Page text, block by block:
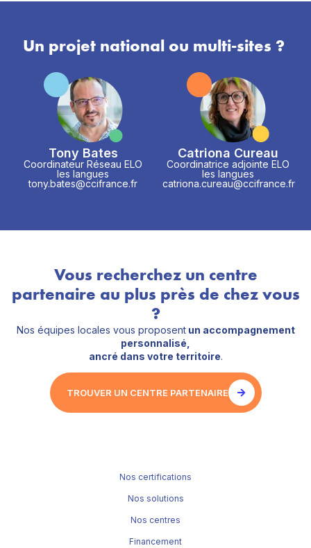
Un projet national ou multi-sites ?
Tony Bates
Coordinateur Réseau ELO
les langues
tony.bates@ccifrance.fr
Catriona Cureau
Coordinatrice adjointe ELO
les langues
catriona.cureau@ccifrance.fr
Vous recherchez un centre
partenaire au plus près de chez vous
?
Nos équipes locales vous proposentun accompagnement
personnalisé,
ancré dans votre territoire.
TROUVER UN CENTRE PARTENAIRE
Nos certifications
Nos solutions
Nos centres
Financement